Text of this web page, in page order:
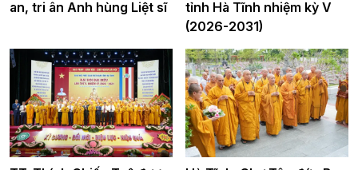
an, tri ân Anh hùng Liệt sĩ
tỉnh Hà Tĩnh nhiệm kỳ V
(2026-2031)